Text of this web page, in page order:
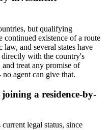
but qualifying
continued existence of a route
and several states have
with the country's
treat any promise of
agent can give that.
a residence-by-
legal status, since